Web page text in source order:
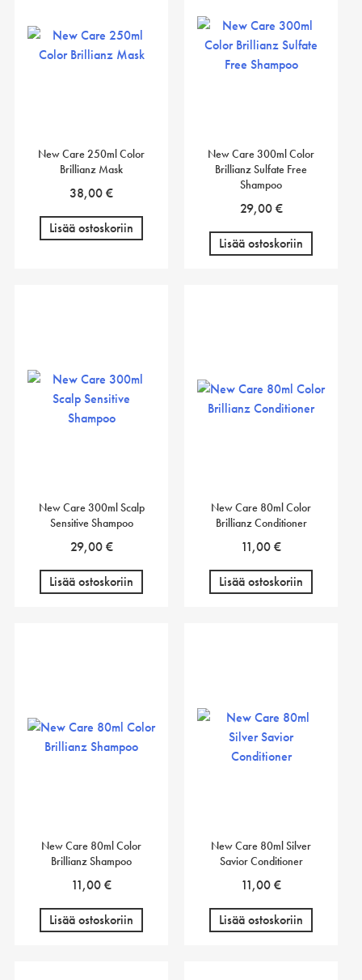
New Care 250ml Color
Brillianz Mask
38,00€
Lisää ostoskoriin
New Care 300ml Color
Brillianz Sulfate Free
Shampoo
29,00€
Lisää ostoskoriin
New Care 300ml Scalp
Sensitive Shampoo
29,00€
Lisää ostoskoriin
New Care 80ml Color
Brillianz Conditioner
11,00€
Lisää ostoskoriin
New Care 80ml Color
Brillianz Shampoo
11,00€
Lisää ostoskoriin
New Care 80ml Silver
Savior Conditioner
11,00€
Lisää ostoskoriin